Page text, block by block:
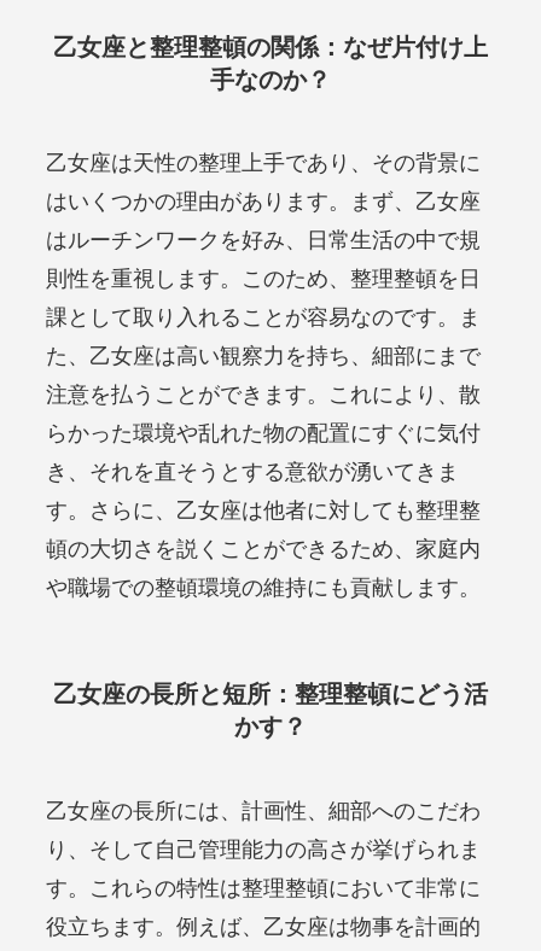
乙女座と整理整頓の関係：なぜ片付け上
手なのか？
乙女座は天性の整理上手であり、その背景に
はいくつかの理由があります。まず、乙女座
はルーチンワークを好み、日常生活の中で規
則性を重視します。このため、整理整頓を日
課として取り入れることが容易なのです。ま
た、乙女座は高い観察力を持ち、細部にまで
注意を払うことができます。これにより、散
らかった環境や乱れた物の配置にすぐに気付
き、それを直そうとする意欲が湧いてきま
す。さらに、乙女座は他者に対しても整理整
頓の大切さを説くことができるため、家庭内
や職場での整頓環境の維持にも貢献します。
乙女座の長所と短所：整理整頓にどう活
かす？
乙女座の長所には、計画性、細部へのこだわ
り、そして自己管理能力の高さが挙げられま
す。これらの特性は整理整頓において非常に
役立ちます。例えば、乙女座は物事を計画的